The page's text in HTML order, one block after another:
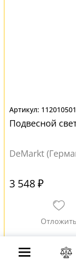
112010501
Подвесной
DeMarkt
3 548 ₽